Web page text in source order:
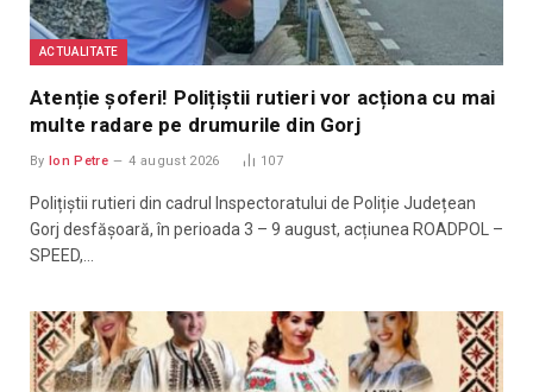
ACTUALITATE
Atenție șoferi! Polițiștii rutieri vor acționa cu mai
multe radare pe drumurile din Gorj
By Ion Petre 4 august 2026 107
Polițiștii rutieri din cadrul Inspectoratului de Poliție Județean
Gorj desfășoară, în perioada 3 – 9 august, acțiunea ROADPOL –
SPEED,…